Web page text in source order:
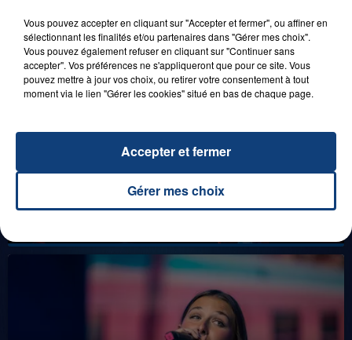
LES LIVES
31 janvier 2025
Vous pouvez accepter en cliquant sur "Accepter et fermer", ou affiner en
sélectionnant les finalités et/ou partenaires dans "Gérer mes choix".
Vous pouvez également refuser en cliquant sur "Continuer sans
accepter". Vos préférences ne s'appliqueront que pour ce site. Vous
pouvez mettre à jour vos choix, ou retirer votre consentement à tout
moment via le lien "Gérer les cookies" situé en bas de chaque page.
Gérer mes choix
Accepter et fermer